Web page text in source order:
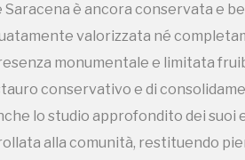
Saracena è ancora conservata e
valorizzata né
monumentale e limitata
conservativo e di
lo studio approfondito dei
alla comunità, restituendo